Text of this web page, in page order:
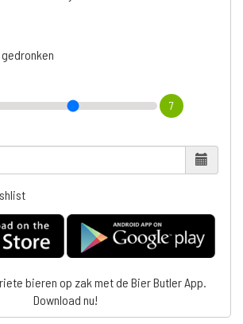
7
bieren op zak met de Bier Butler App.
Download nu!